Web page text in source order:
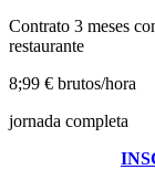
Contrato 3 meses
restaurante
8;99 € brutos/hora
jornada completa